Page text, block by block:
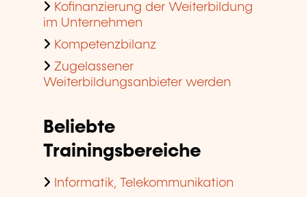
Kofinanzierung der Weiterbildung
im Unternehmen
Kompetenzbilanz
Zugelassener
Weiterbildungsanbieter werden
Beliebte
Trainingsbereiche
Informatik, Telekommunikation